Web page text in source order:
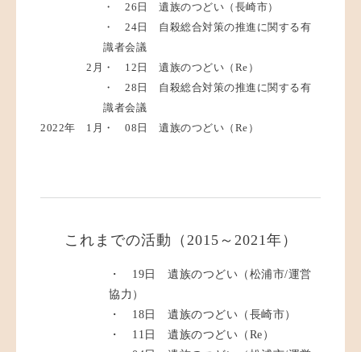
・ 26日 遺族のつどい（長崎市）
・ 24日 自殺総合対策の推進に関する有
識者会議
2月 ・ 12日 遺族のつどい（Re）
・ 28日 自殺総合対策の推進に関する有
識者会議
2022年
1月 ・ 08日 遺族のつどい（Re）
これまでの活動（2015～2021年）
・ 19日 遺族のつどい（松浦市/運営
協力）
・ 18日 遺族のつどい（長崎市）
・ 11日 遺族のつどい（Re）